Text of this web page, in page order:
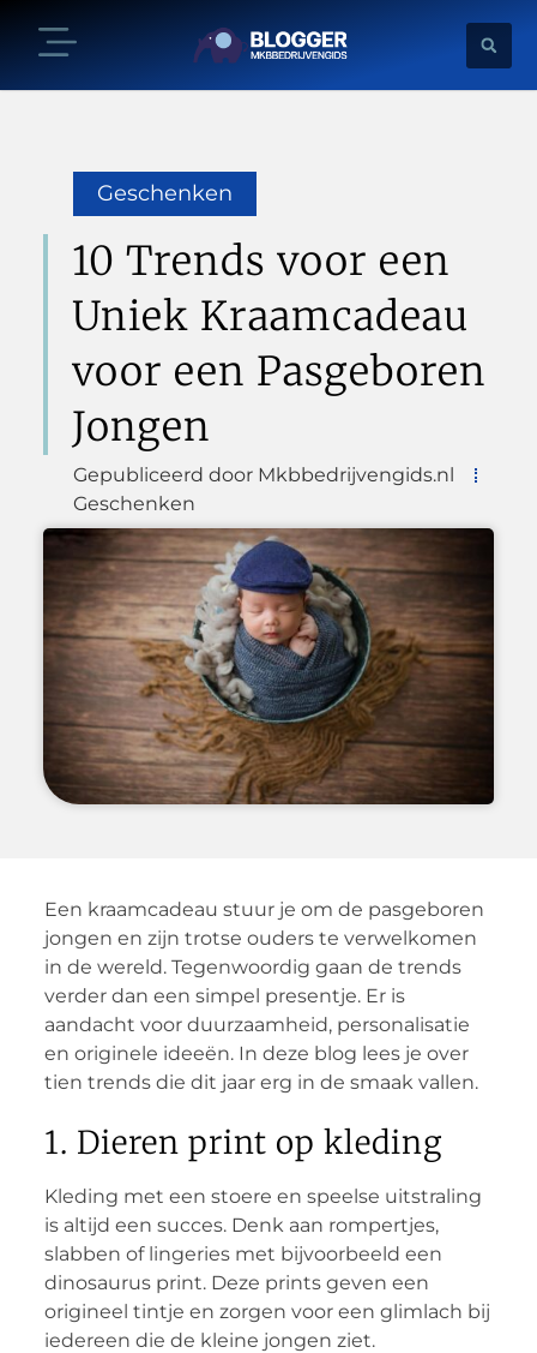
Geschenken
10 Trends voor een
Uniek Kraamcadeau
voor een Pasgeboren
Jongen
Gepubliceerd door Mkbbedrijvengids.nl
Geschenken
Een kraamcadeau stuur je om de pasgeboren
jongen en zijn trotse ouders te verwelkomen
in de wereld. Tegenwoordig gaan de trends
verder dan een simpel presentje. Er is
aandacht voor duurzaamheid, personalisatie
en originele ideeën. In deze blog lees je over
tien trends die dit jaar erg in de smaak vallen.
1. Dieren print op kleding
Kleding met een stoere en speelse uitstraling
is altijd een succes. Denk aan rompertjes,
slabben of lingeries met bijvoorbeeld een
dinosaurus print. Deze prints geven een
origineel tintje en zorgen voor een glimlach bij
iedereen die de kleine jongen ziet.